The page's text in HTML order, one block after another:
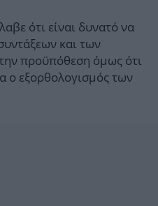
ότι είναι δυνατό να
και των
προϋπόθεση όμως ότι
ο εξορθολογισμός των